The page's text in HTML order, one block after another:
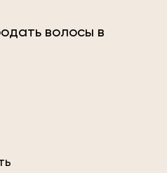
волосы в